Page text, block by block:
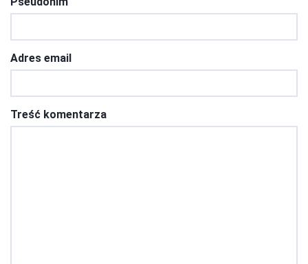
Adres email
Treść komentarza